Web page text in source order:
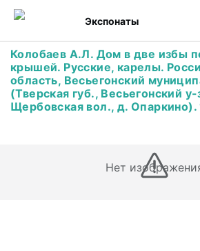
Экспонаты
Колобаев А.Л. Дом в две избы
крышей. Русские, карелы.
область, Весьегонский
(Тверская губ., Весьегонский
Щербовская вол., д. Опаркино).
Нет